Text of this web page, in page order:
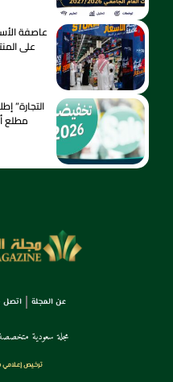
على
مطلع
عن المجلة اتصل
مجلة سعودية
ترخـيص إعـلامي